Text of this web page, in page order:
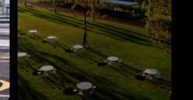
H-
FARM,
Italia
I